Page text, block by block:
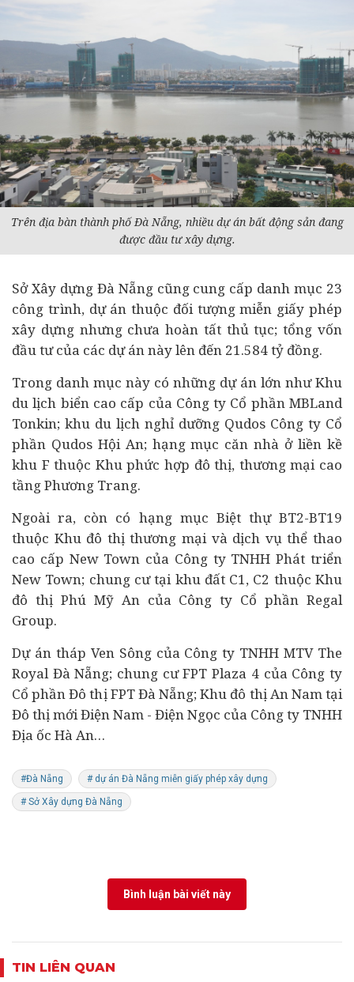
Trên địa bàn thành phố Đà Nẵng, nhiều dự án bất động sản đang
được đầu tư xây dựng.
Sở Xây dựng Đà Nẵng cũng cung cấp danh mục 23
công trình, dự án thuộc đối tượng miễn giấy phép
xây dựng nhưng chưa hoàn tất thủ tục; tổng vốn
đầu tư của các dự án này lên đến 21.584 tỷ đồng.
Trong danh mục này có những dự án lớn như Khu
du lịch biển cao cấp của Công ty Cổ phần MBLand
Tonkin; khu du lịch nghỉ dưỡng Qudos Công ty Cổ
phần Qudos Hội An; hạng mục căn nhà ở liền kề
khu F thuộc Khu phức hợp đô thị, thương mại cao
tầng Phương Trang.
Ngoài ra, còn có hạng mục Biệt thự BT2-BT19
thuộc Khu đô thị thương mại và dịch vụ thể thao
cao cấp New Town của Công ty TNHH Phát triển
New Town; chung cư tại khu đất C1, C2 thuộc Khu
đô thị Phú Mỹ An của Công ty Cổ phần Regal
Group.
Dự án tháp Ven Sông của Công ty TNHH MTV The
Royal Đà Nẵng; chung cư FPT Plaza 4 của Công ty
Cổ phần Đô thị FPT Đà Nẵng; Khu đô thị An Nam tại
Đô thị mới Điện Nam - Điện Ngọc của Công ty TNHH
Địa ốc Hà An…
#Đà Nẵng # dự án Đà Nẵng miễn giấy phép xây dựng
# Sở Xây dựng Đà Nẵng
Bình luận bài viết này
TIN LIÊN QUAN